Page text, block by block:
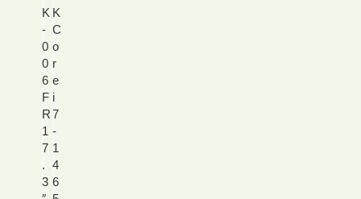
K
-
0
0
6
F
R
1
7
.
3
K
C
o
r
e
i
7
-
1
4
6